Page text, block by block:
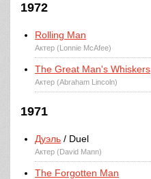
1972
Rolling Man
Актер (Lonnie McAfee)
The Great Man's Whiskers
Актер (Abraham Lincoln)
1971
Дуэль / Duel
Актер (David Mann)
The Forgotten Man